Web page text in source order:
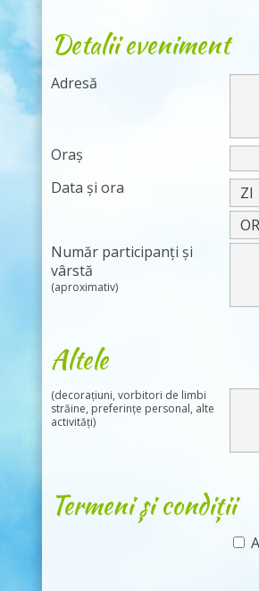
Detalii eveniment
Adresă
Oraș
Data și ora
Număr participanți și
vârstă
(aproximativ)
Altele
(decorațiuni, vorbitori de limbi
străine, preferințe personal, alte
activități)
Termeni și condiții